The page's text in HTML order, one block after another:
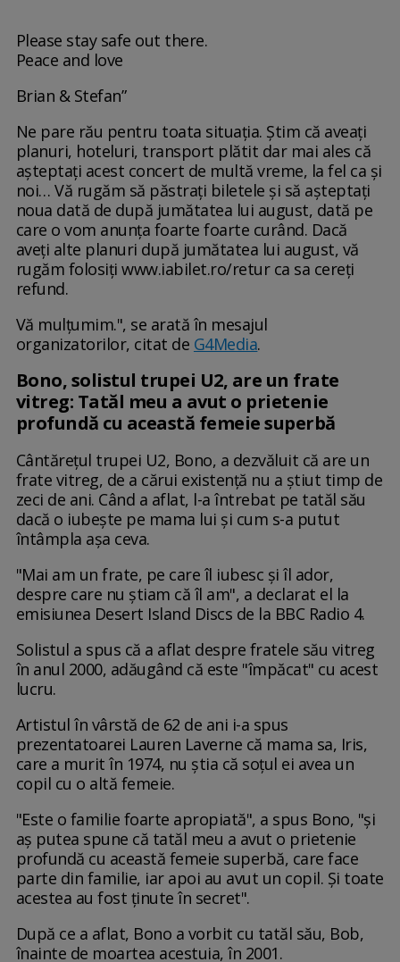
Please stay safe out there.
Peace and love
Brian & Stefan”
Ne pare rău pentru toata situația. Știm că aveați
planuri, hoteluri, transport plătit dar mai ales că
așteptați acest concert de multă vreme, la fel ca și
noi… Vă rugăm să păstrați biletele și să așteptați
noua dată de după jumătatea lui august, dată pe
care o vom anunța foarte foarte curând. Dacă
aveți alte planuri după jumătatea lui august, vă
rugăm folosiți www.iabilet.ro/retur ca sa cereți
refund.
Vă mulțumim.", se arată în mesajul
organizatorilor, citat de G4Media.
Bono, solistul trupei U2, are un frate
vitreg: Tatăl meu a avut o prietenie
profundă cu această femeie superbă
Cântărețul trupei U2, Bono, a dezvăluit că are un
frate vitreg, de a cărui existență nu a știut timp de
zeci de ani. Când a aflat, l-a întrebat pe tatăl său
dacă o iubește pe mama lui și cum s-a putut
întâmpla așa ceva.
"Mai am un frate, pe care îl iubesc și îl ador,
despre care nu știam că îl am", a declarat el la
emisiunea Desert Island Discs de la BBC Radio 4.
Solistul a spus că a aflat despre fratele său vitreg
în anul 2000, adăugând că este "împăcat" cu acest
lucru.
Artistul în vârstă de 62 de ani i-a spus
prezentatoarei Lauren Laverne că mama sa, Iris,
care a murit în 1974, nu știa că soțul ei avea un
copil cu o altă femeie.
"Este o familie foarte apropiată", a spus Bono, "și
aș putea spune că tatăl meu a avut o prietenie
profundă cu această femeie superbă, care face
parte din familie, iar apoi au avut un copil. Și toate
acestea au fost ținute în secret".
După ce a aflat, Bono a vorbit cu tatăl său, Bob,
înainte de moartea acestuia, în 2001.